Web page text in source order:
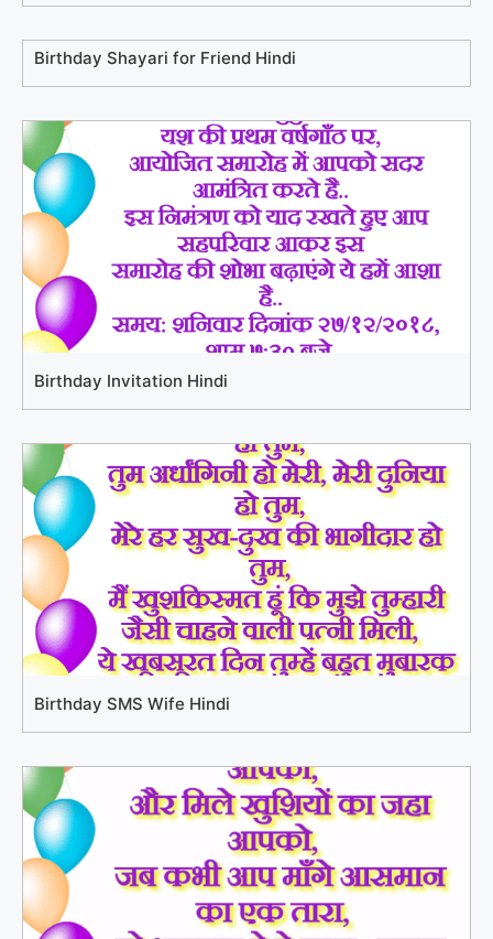
Birthday Shayari for Friend Hindi
Birthday Invitation Hindi
Birthday SMS Wife Hindi